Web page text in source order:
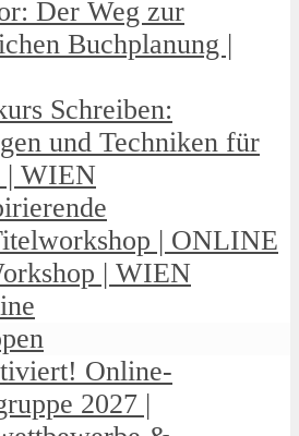
Der Weg zur
Buchplanung |
Schreiben:
und Techniken für
| WIEN
| ONLINE
| WIEN
Online-
2027 |